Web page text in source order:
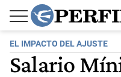
EL IMPACTO DEL AJUSTE
Salario